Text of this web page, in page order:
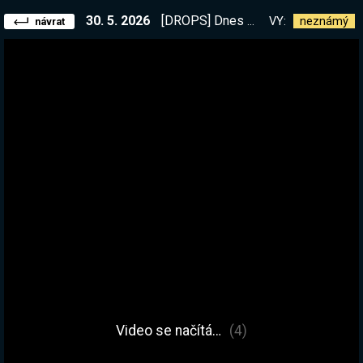
návrat 30. 5. 2026 [DROPS] Dnes celý den Path of Exile 2! Máš otázky? Ptej se. Za 2 suby dostaneš super peta :D VY: neznámý
Video se načítá… (4)